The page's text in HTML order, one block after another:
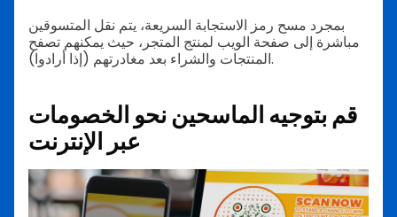
بمجرد مسح رمز الاستجابة السريعة، يتم نقل المتسوقين
مباشرة إلى صفحة الويب لمنتج المتجر، حيث يمكنهم تصفح
المنتجات والشراء بعد مغادرتهم (إذا أرادوا).
قم بتوجيه الماسحين نحو الخصومات
عبر الإنترنت